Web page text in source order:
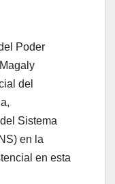
Poder
del
Sistema
en la
en esta